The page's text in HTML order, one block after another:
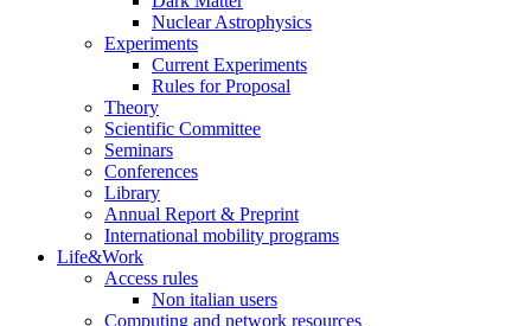
Nuclear Astrophysics
Experiments
Current Experiments
Rules for Proposal
Theory
Scientific Committee
Seminars
Conferences
Library
Annual Report & Preprint
International mobility programs
Life&Work
Access rules
Non italian users
Computing and network resources